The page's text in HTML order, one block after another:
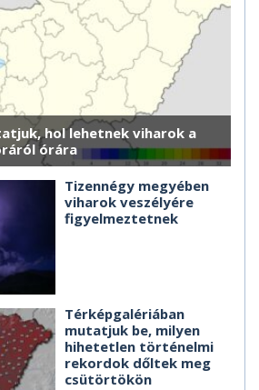
hol lehetnek viharok a
órára
Tizennégy megyében
viharok veszélyére
figyelmeztetnek
Térképgalériában
mutatjuk be, milyen
hihetetlen történelmi
rekordok dőltek meg
csütörtökön